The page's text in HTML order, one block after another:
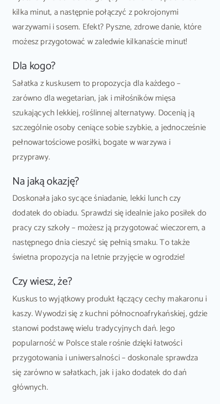
kilka minut, a następnie połączyć z pokrojonymi
warzywami i sosem. Efekt? Pyszne, zdrowe danie, które
możesz przygotować w zaledwie kilkanaście minut!
Dla kogo?
Sałatka z kuskusem to propozycja dla każdego –
zarówno dla wegetarian, jak i miłośników mięsa
szukających lekkiej, roślinnej alternatywy. Docenią ją
szczególnie osoby ceniące sobie szybkie, a jednocześnie
pełnowartościowe posiłki, bogate w warzywa i
przyprawy.
Na jaką okazję?
Doskonała jako sycące śniadanie, lekki lunch czy
dodatek do obiadu. Sprawdzi się idealnie jako posiłek do
pracy czy szkoły – możesz ją przygotować wieczorem, a
następnego dnia cieszyć się pełnią smaku. To także
świetna propozycja na letnie przyjęcie w ogrodzie!
Czy wiesz, że?
Kuskus to wyjątkowy produkt łączący cechy makaronu i
kaszy. Wywodzi się z kuchni północnoafrykańskiej, gdzie
stanowi podstawę wielu tradycyjnych dań. Jego
popularność w Polsce stale rośnie dzięki łatwości
przygotowania i uniwersalności – doskonale sprawdza
się zarówno w sałatkach, jak i jako dodatek do dań
głównych.